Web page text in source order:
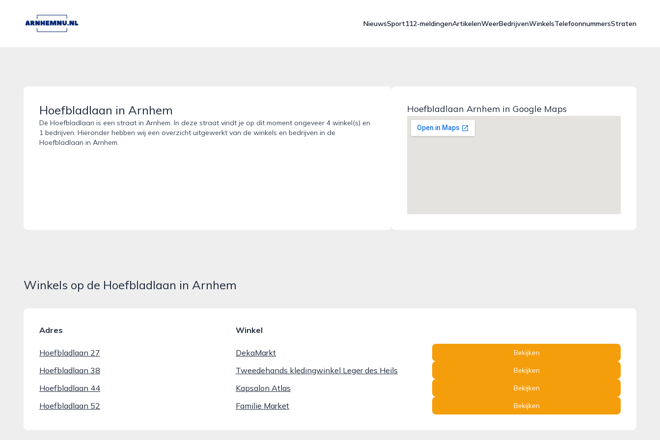
arnhemnu.nl
NieuwsSport112-meldingenArtikelenWeerBedrijvenWinkelsTelefoonnummersStraten
Hoefbladlaan in Arnhem
De Hoefbladlaan is een straat in Arnhem. In deze straat vindt je op dit moment ongeveer 4 winkel(s) en
1 bedrijven. Hieronder hebben wij een overzicht uitgewerkt van de winkels en bedrijven in de
Hoefbladlaan in Arnhem.
Hoefbladlaan Arnhem in Google Maps
Winkels op de Hoefbladlaan in Arnhem
Adres Winkel
Hoefbladlaan 27 DekaMarkt Bekijken
Hoefbladlaan 38 Tweedehands kledingwinkel Leger des Heils Bekijken
Hoefbladlaan 44 Kapsalon Atlas Bekijken
Hoefbladlaan 52 Familie Market Bekijken